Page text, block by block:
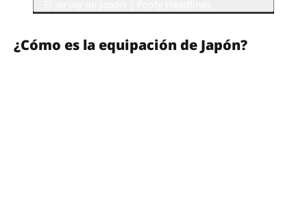
¿Cómo es la equipación de Japón?